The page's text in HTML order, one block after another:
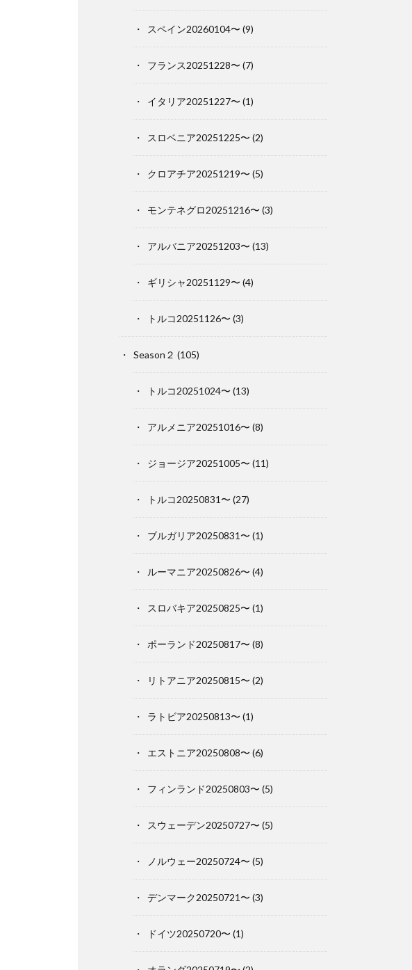
スペイン20260104〜 (9)
フランス20251228〜 (7)
イタリア20251227〜 (1)
スロベニア20251225〜 (2)
クロアチア20251219〜 (5)
モンテネグロ20251216〜 (3)
アルバニア20251203〜 (13)
ギリシャ20251129〜 (4)
トルコ20251126〜 (3)
Season２ (105)
トルコ20251024〜 (13)
アルメニア20251016〜 (8)
ジョージア20251005〜 (11)
トルコ20250831〜 (27)
ブルガリア20250831〜 (1)
ルーマニア20250826〜 (4)
スロバキア20250825〜 (1)
ポーランド20250817〜 (8)
リトアニア20250815〜 (2)
ラトビア20250813〜 (1)
エストニア20250808〜 (6)
フィンランド20250803〜 (5)
スウェーデン20250727〜 (5)
ノルウェー20250724〜 (5)
デンマーク20250721〜 (3)
ドイツ20250720〜 (1)